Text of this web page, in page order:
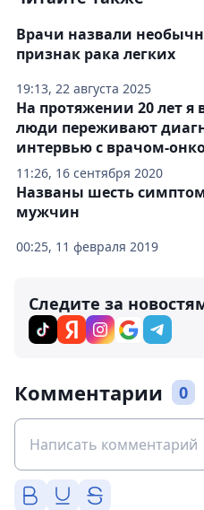
19:13, 22 августа 2025
Врачи назвали
признак рака легких
11:26, 16 сентября 2020
На протяжении 20 лет я
люди переживают
интервью с врачом-
00:25, 11 февраля 2019
Названы шесть
мужчин
Следите за
Комментарии 0